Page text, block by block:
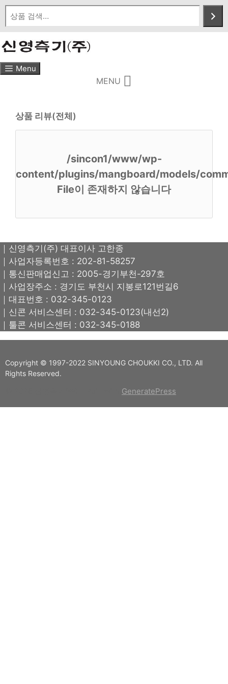
Skip
content
Menu
MENU
상품 리뷰(전체)
/sincon1/www/wp-
content/plugins/mangboard/models/
File이 존재하지 않습니다
｜신영측기(주) 대표이사 고한종
｜사업자등록번호 : 202-81-58257
｜통신판매업신고 : 2005-경기부천-297호
｜사업장주소 : 경기도 부천시 지봉로121번길6
｜대표번호 : 032-345-0123
｜신콘 서비스센터 : 032-345-0123(내선2)
｜툴콘 서비스센터 : 032-345-0188
Copyright © 1997-2022 SINYOUNG CHOUKKI CO., LTD. All
Rights Reserved.
GeneratePress